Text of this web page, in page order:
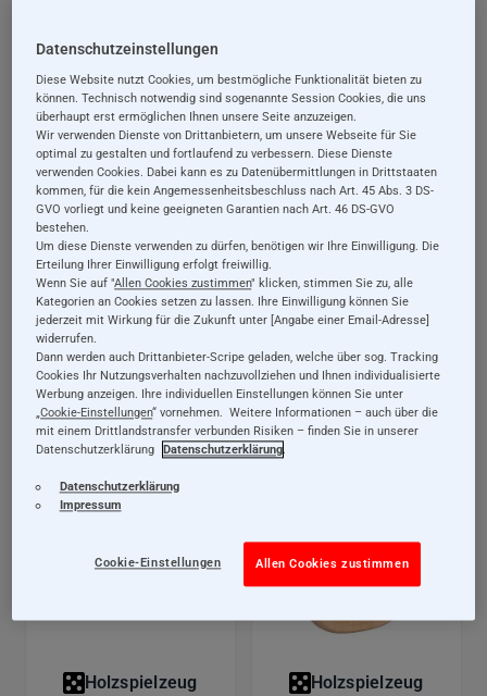
Limondo,
Knistertuch, aus
Plüsch, 15 cm
11,99 €
inkl. 19% MwSt., exkl.
Versandkosten
Details
Limondo, Greifling
mit Rassel, aus Holz
und Plüsch, 17 cm
11,99 €
inkl. 19% MwSt., exkl.
Details
Holzspielzeug
Holzspielzeug
Datenschutzeinstellungen
Diese Website nutzt Cookies, um bestmögliche Funktionalität bieten zu
können. Technisch notwendig sind sogenannte Session Cookies, die uns
überhaupt erst ermöglichen Ihnen unsere Seite anzuzeigen.
Wir verwenden Dienste von Drittanbietern, um unsere Webseite für Sie
optimal zu gestalten und fortlaufend zu verbessern. Diese Dienste
verwenden Cookies. Dabei kann es zu Datenübermittlungen in Drittstaaten
kommen, für die kein Angemessenheitsbeschluss nach Art. 45 Abs. 3 DS-
GVO vorliegt und keine geeigneten Garantien nach Art. 46 DS-GVO
bestehen.
Um diese Dienste verwenden zu dürfen, benötigen wir Ihre Einwilligung. Die
Erteilung Ihrer Einwilligung erfolgt freiwillig.
Wenn Sie auf "Allen Cookies zustimmen" klicken, stimmen Sie zu, alle
Kategorien an Cookies setzen zu lassen. Ihre Einwilligung können Sie
jederzeit mit Wirkung für die Zukunft unter [Angabe einer Email-Adresse]
widerrufen.
Dann werden auch Drittanbieter-Scripe geladen, welche über sog. Tracking
Cookies Ihr Nutzungsverhalten nachzuvollziehen und Ihnen individualisierte
Werbung anzeigen. Ihre individuellen Einstellungen können Sie unter
„Cookie-Einstellungen“ vornehmen. Weitere Informationen – auch über die
mit einem Drittlandstransfer verbunden Risiken – finden Sie in unserer
Datenschutzerklärung Datenschutzerklärung.
Datenschutzerklärung
Impressum
Allen Cookies zustimmen
Cookie-Einstellungen